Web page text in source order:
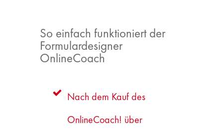
So einfach funktioniert der
Formulardesigner
OnlineCoach
Nach dem Kauf des
OnlineCoach! über